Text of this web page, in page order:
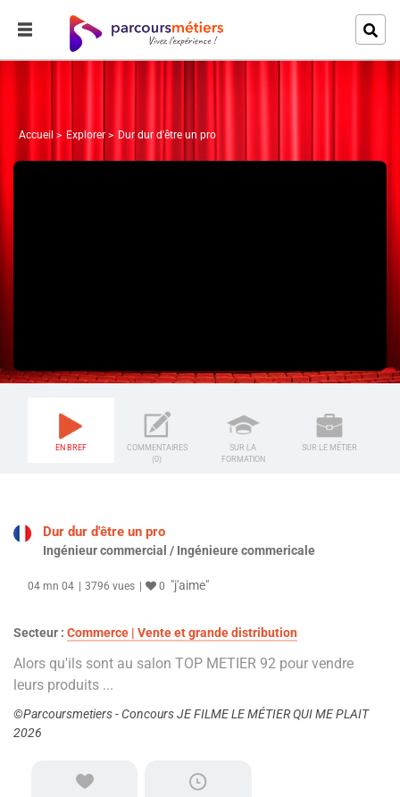
Accueil Explorer Dur dur d'être un pro
EN BREF
COMMENTAIRES
(0)
SUR LA
FORMATION
SUR LE MÉTIER
Dur dur d'être un pro
Ingénieur commercial / Ingénieure commericale
04 mn 04 3796 vues 0 "j'aime"
Secteur : Commerce | Vente et grande distribution
Alors qu'ils sont au salon TOP METIER 92 pour vendre
leurs produits ...
©Parcoursmetiers - Concours JE FILME LE MÉTIER QUI ME PLAIT
2026